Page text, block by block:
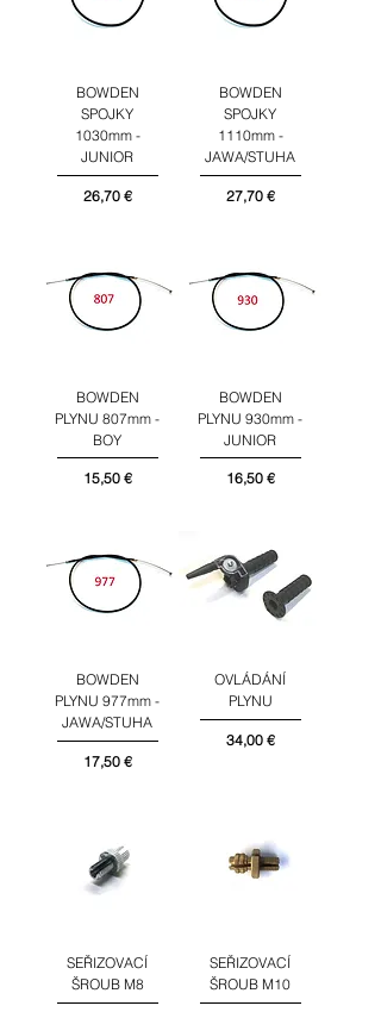
BOWDEN
SPOJKY
1030mm -
JUNIOR
Cena
26,70 €
BOWDEN
SPOJKY
1110mm -
JAWA/STUHA
Cena
27,70 €
BOWDEN
PLYNU 807mm -
BOY
Cena
15,50 €
BOWDEN
PLYNU 930mm -
JUNIOR
Cena
16,50 €
BOWDEN
PLYNU 977mm -
JAWA/STUHA
Cena
17,50 €
OVLÁDÁNÍ
PLYNU
Cena
34,00 €
SEŘIZOVACÍ
ŠROUB M8
SEŘIZOVACÍ
ŠROUB M10